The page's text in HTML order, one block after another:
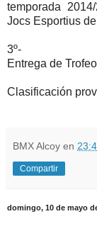
temporada
Jocs Esportius
3º-
Entrega de
Clasificación
BMX Alcoy en
Compartir
domingo, 10 de mayo